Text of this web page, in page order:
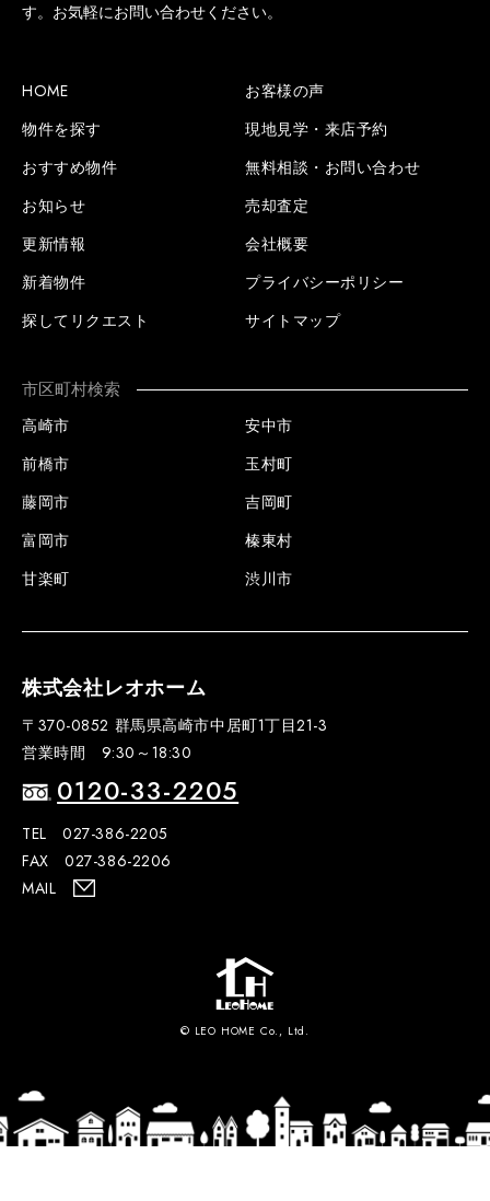
す。お気軽にお問い合わせください。
HOME
物件を探す
おすすめ物件
お知らせ
更新情報
新着物件
探してリクエスト
お客様の声
現地見学・来店予約
無料相談・お問い合わせ
売却査定
会社概要
プライバシーポリシー
サイトマップ
市区町村検索
高崎市
前橋市
藤岡市
富岡市
甘楽町
安中市
玉村町
吉岡町
榛東村
渋川市
株式会社レオホーム
〒370-0852 群馬県高崎市中居町1丁目21-3
営業時間 9:30～18:30
0120-33-2205
TEL 027-386-2205
FAX 027-386-2206
MAIL
© LEO HOME Co., Ltd.